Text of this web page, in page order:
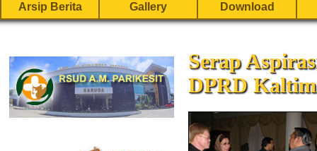
Arsip Berita Gallery Download
Serap
DPRD